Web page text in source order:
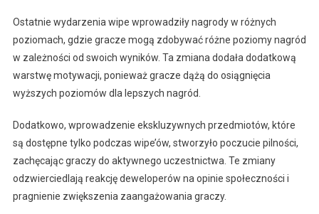
Ostatnie wydarzenia wipe wprowadziły nagrody w różnych
poziomach, gdzie gracze mogą zdobywać różne poziomy nagród
w zależności od swoich wyników. Ta zmiana dodała dodatkową
warstwę motywacji, ponieważ gracze dążą do osiągnięcia
wyższych poziomów dla lepszych nagród.
Dodatkowo, wprowadzenie ekskluzywnych przedmiotów, które
są dostępne tylko podczas wipe’ów, stworzyło poczucie pilności,
zachęcając graczy do aktywnego uczestnictwa. Te zmiany
odzwierciedlają reakcję deweloperów na opinie społeczności i
pragnienie zwiększenia zaangażowania graczy.